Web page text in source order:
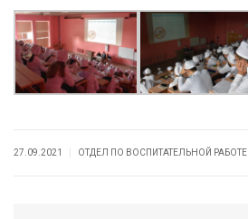
27.09.2021 ОТДЕЛ ПО ВОСПИТАТЕЛЬНОЙ РАБОТЕ